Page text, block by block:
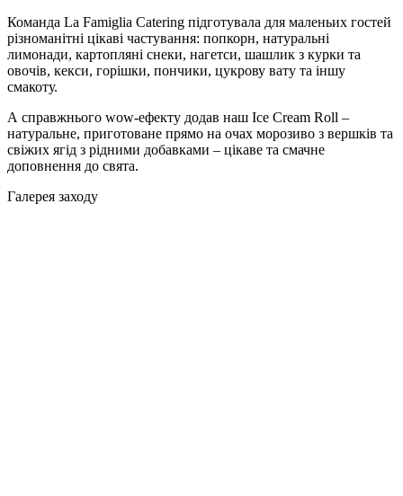
Команда La Famiglia Catering підготувала для маленьих гостей
різноманітні цікаві частування: попкорн, натуральні
лимонади, картопляні снеки, нагетси, шашлик з курки та
овочів, кекси, горішки, пончики, цукрову вату та іншу
смакоту.
А справжнього wow-ефекту додав наш Ice Cream Roll –
натуральне, приготоване прямо на очах морозиво з вершків та
свіжих ягід з рідними добавками – цікаве та смачне
доповнення до свята.
Галерея заходу